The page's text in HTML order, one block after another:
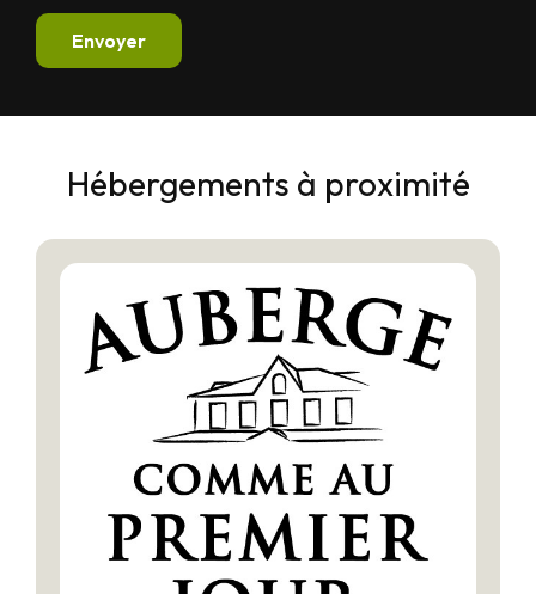
Envoyer
Hébergements à proximité